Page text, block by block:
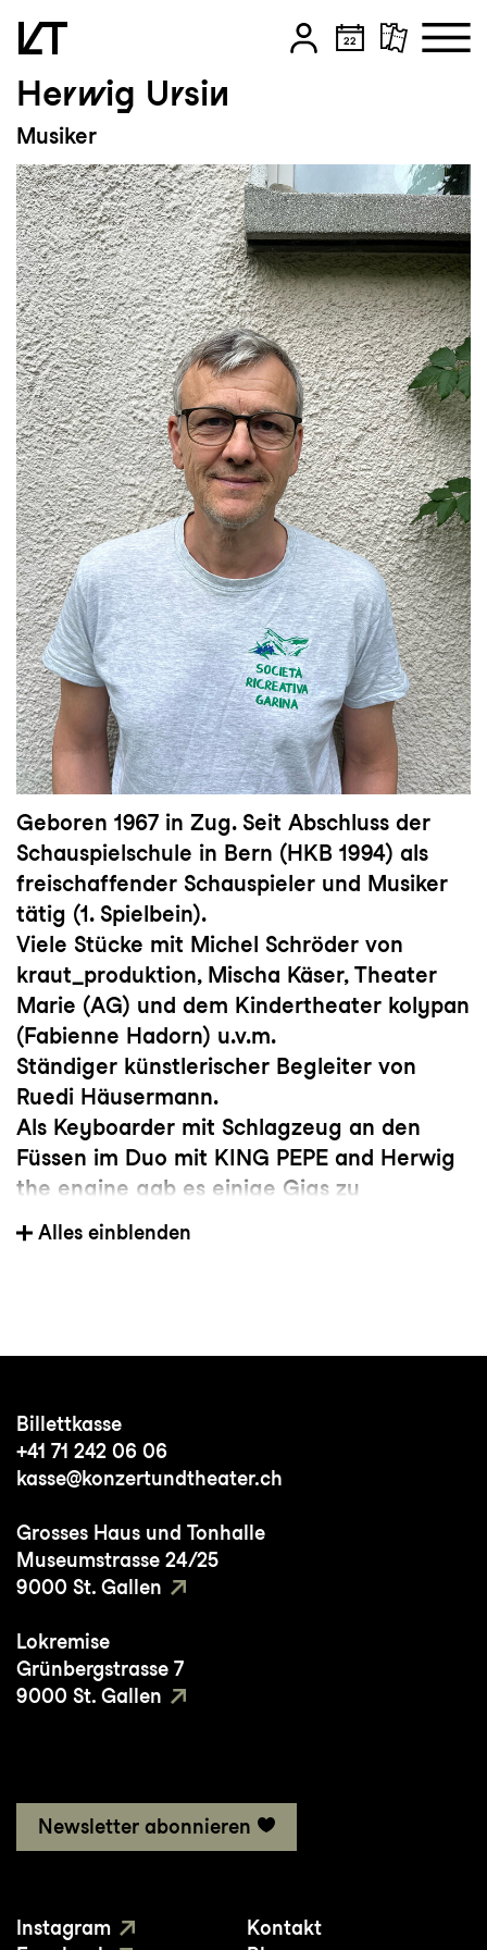
Zum Hauptinhalt springen
Zum Footer springen
Herwig Ursin
Musiker
Geboren 1967 in Zug. Seit Abschluss der
Schauspielschule in Bern (HKB 1994) als
freischaffender Schauspieler und Musiker
tätig (1. Spielbein).
Viele Stücke mit Michel Schröder von
kraut_produktion, Mischa Käser, Theater
Marie (AG) und dem Kindertheater kolypan
(Fabienne Hadorn) u.v.m.
Ständiger künstlerischer Begleiter von
Ruedi Häusermann.
Als Keyboarder mit Schlagzeug an den
Füssen im Duo mit KING PEPE and Herwig
the engine gab es einige Gigs zu
verzeichnen.
Zur besseren finanziellen Absicherung
Alles einblenden
Billettkasse
+41 71 242 06 06
kasse@konzertundtheater.ch
Grosses Haus und Tonhalle
Museumstrasse 24/25
9000 St. Gallen
Lokremise
Grünbergstrasse 7
9000 St. Gallen
Newsletter abonnieren
Instagram
Kontakt